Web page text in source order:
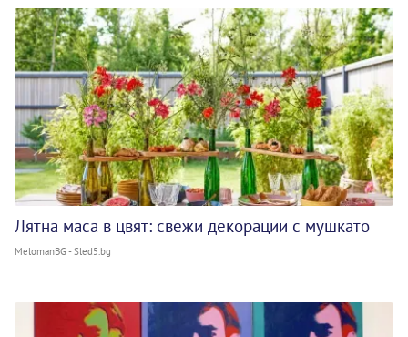
Лятна маса в цвят: свежи декорации с мушкато
MelomanBG - Sled5.bg